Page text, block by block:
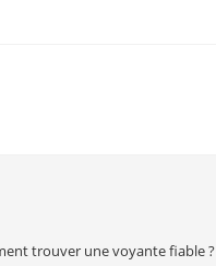
trouver une voyante fiable ?